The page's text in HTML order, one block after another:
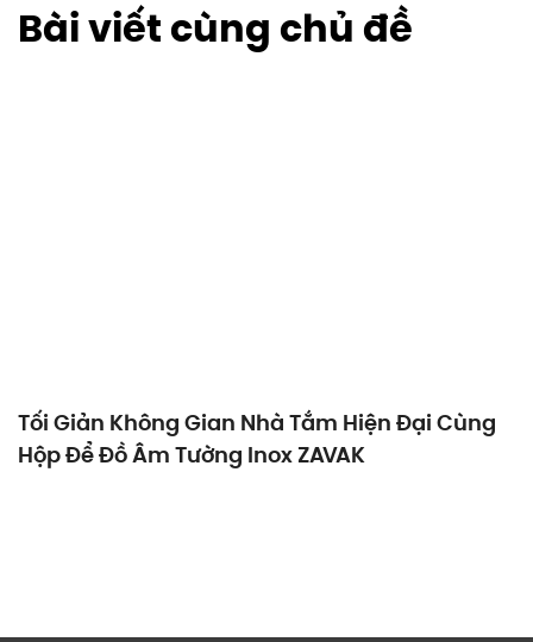
Bài viết cùng chủ đề
Tối Giản Không Gian Nhà Tắm Hiện Đại Cùng
Hộp Để Đồ Âm Tường Inox ZAVAK